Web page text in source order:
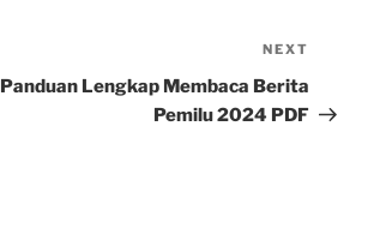
NEXT
Panduan Lengkap Membaca Berita
Pemilu 2024 PDF